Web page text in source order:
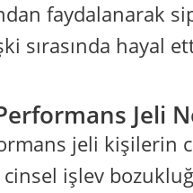
faydalanarak
sırasında hayal
Jeli
jeli kişilerin
cinsel işlev